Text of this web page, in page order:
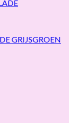
GRIJSGROEN